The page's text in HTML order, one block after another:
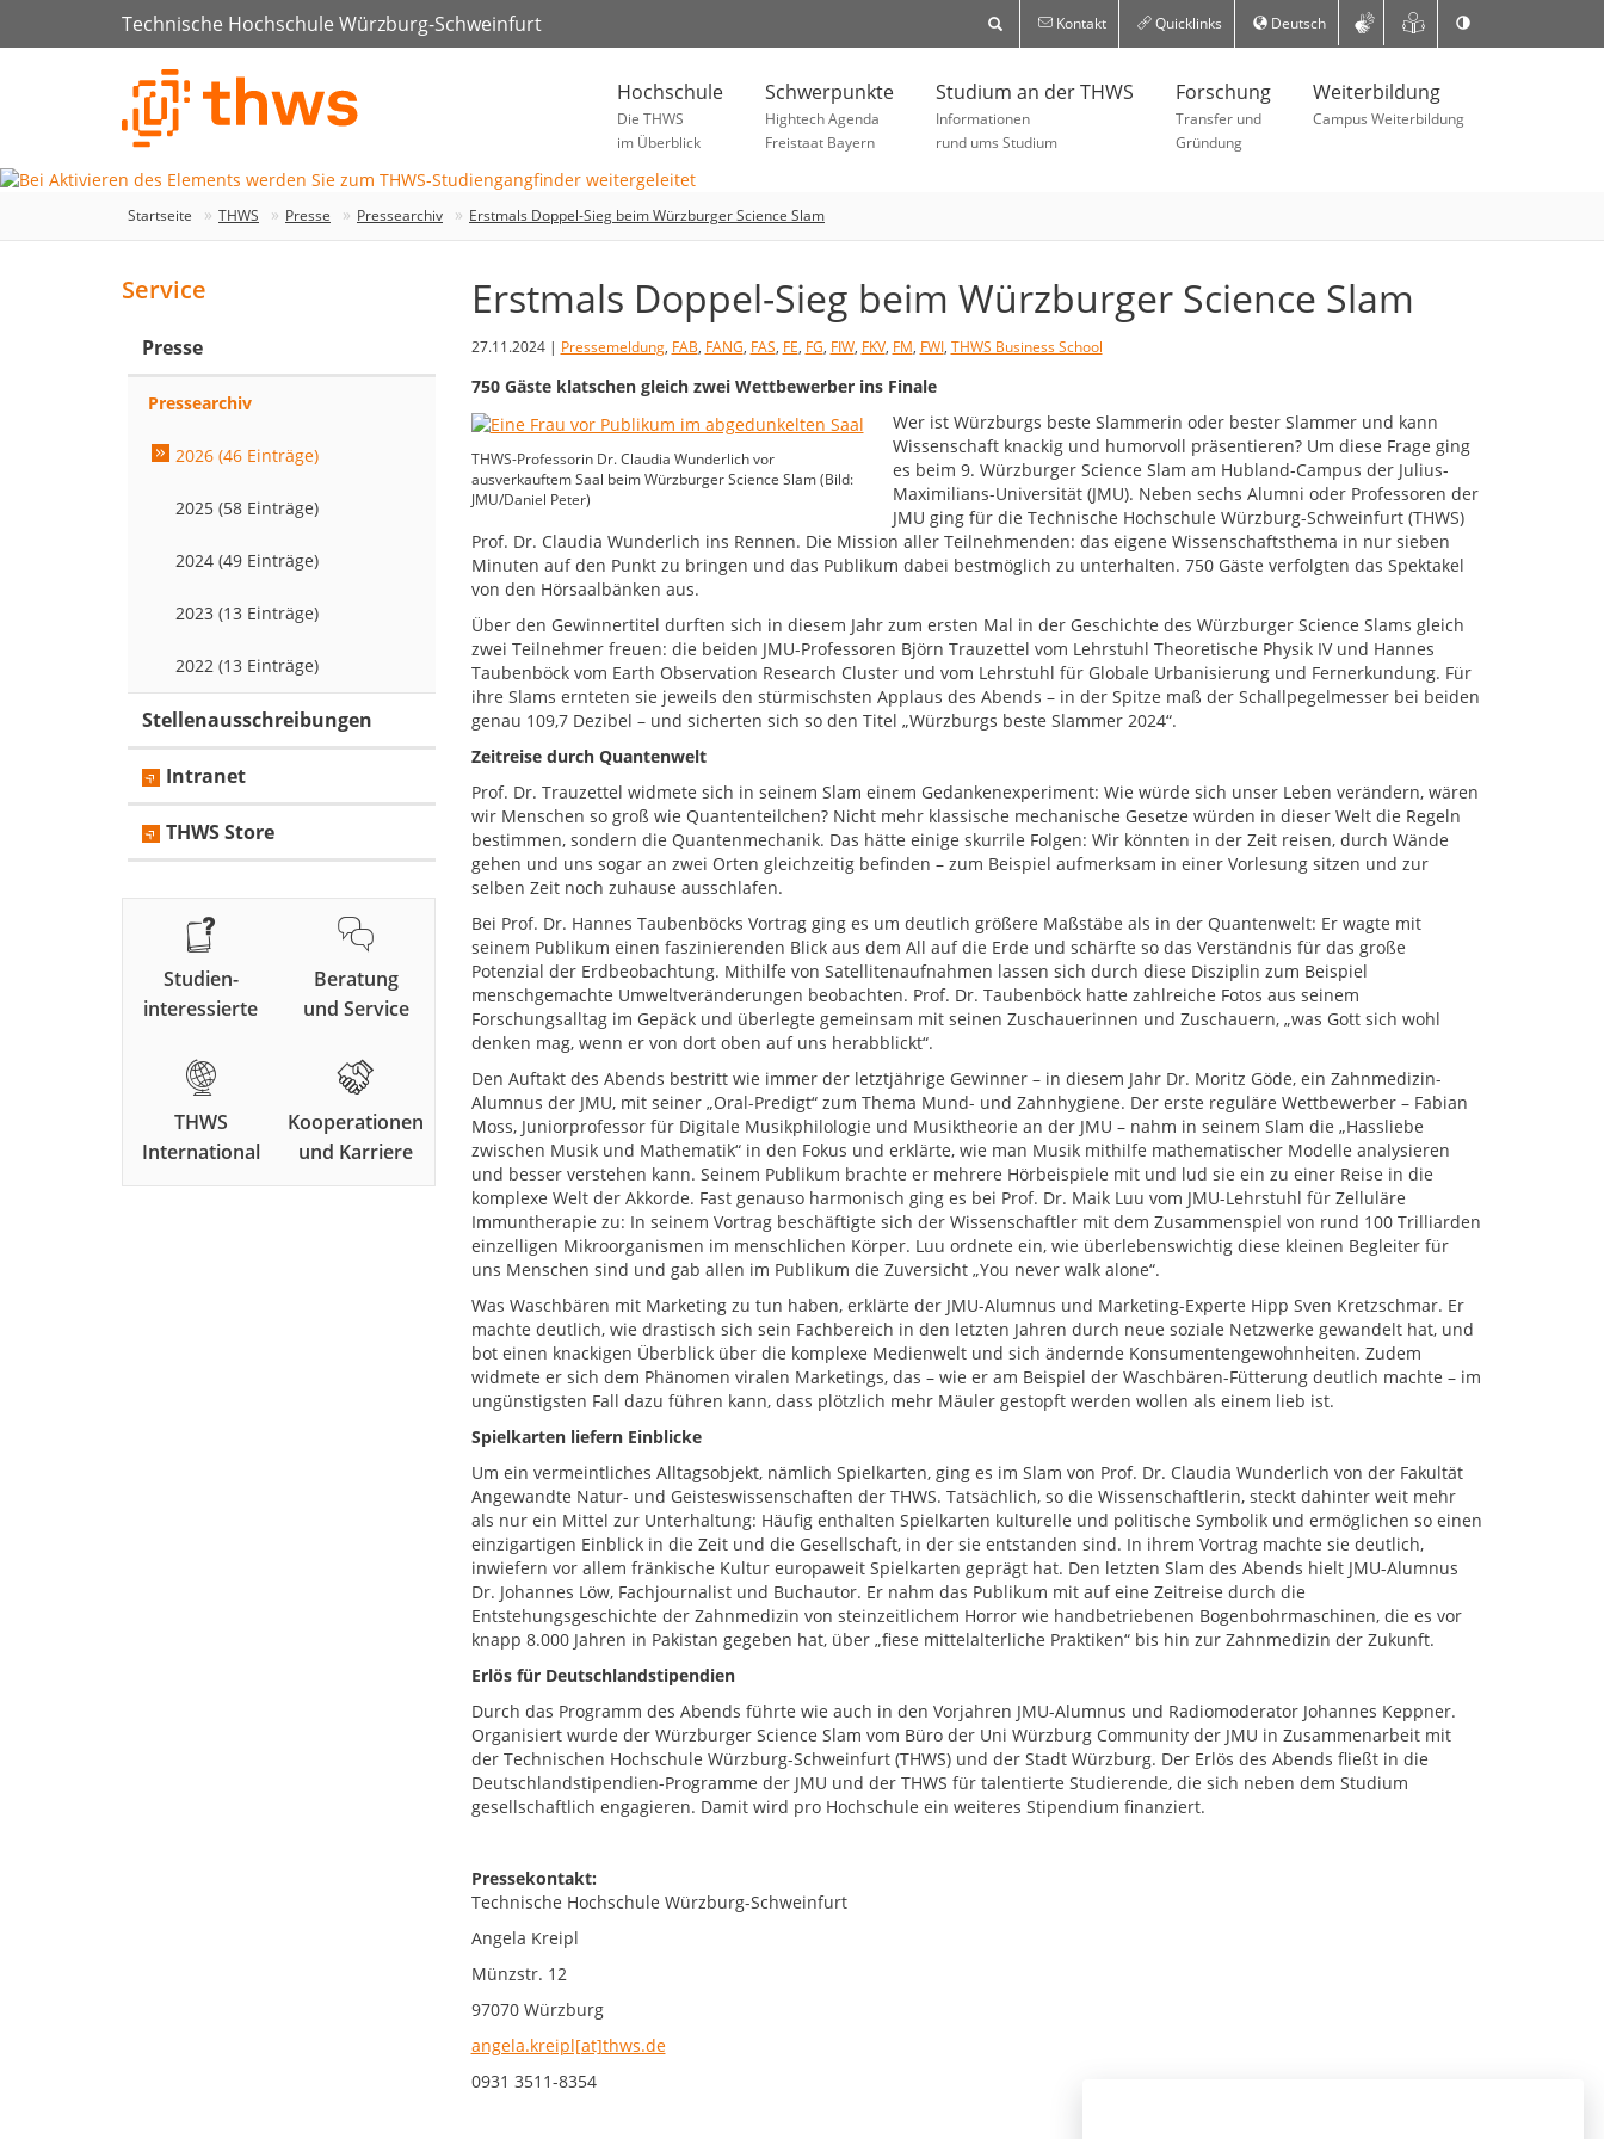
Technische Hochschule Würzburg-Schweinfurt Kontakt Quicklinks Deutsch
Hochschule
Die THWS
im Überblick
Schwerpunkte
Hightech Agenda
Freistaat Bayern
Studium an der THWS
Informationen
rund ums Studium
Forschung
Transfer und
Gründung
Weiterbildung
Campus Weiterbildung
Startseite THWS Presse Pressearchiv Erstmals Doppel-Sieg beim Würzburger Science Slam
Erstmals Doppel-Sieg beim Würzburger Science Slam
27.11.2024 | Pressemeldung, FAB, FANG, FAS, FE, FG, FIW, FKV, FM, FWI, THWS Business School
750 Gäste klatschen gleich zwei Wettbewerber ins Finale
THWS-Professorin Dr. Claudia Wunderlich vor
ausverkauftem Saal beim Würzburger Science Slam (Bild:
JMU/Daniel Peter)
Wer ist Würzburgs beste Slammerin oder bester Slammer und kann
Wissenschaft knackig und humorvoll präsentieren? Um diese Frage ging
es beim 9. Würzburger Science Slam am Hubland-Campus der Julius-
Maximilians-Universität (JMU). Neben sechs Alumni oder Professoren der
JMU ging für die Technische Hochschule Würzburg-Schweinfurt (THWS)
Prof. Dr. Claudia Wunderlich ins Rennen. Die Mission aller Teilnehmenden: das eigene Wissenschaftsthema in nur sieben
Minuten auf den Punkt zu bringen und das Publikum dabei bestmöglich zu unterhalten. 750 Gäste verfolgten das Spektakel
von den Hörsaalbänken aus.
Über den Gewinnertitel durften sich in diesem Jahr zum ersten Mal in der Geschichte des Würzburger Science Slams gleich
zwei Teilnehmer freuen: die beiden JMU-Professoren Björn Trauzettel vom Lehrstuhl Theoretische Physik IV und Hannes
Taubenböck vom Earth Observation Research Cluster und vom Lehrstuhl für Globale Urbanisierung und Fernerkundung. Für
ihre Slams ernteten sie jeweils den stürmischsten Applaus des Abends – in der Spitze maß der Schallpegelmesser bei beiden
genau 109,7 Dezibel – und sicherten sich so den Titel „Würzburgs beste Slammer 2024“.
Zeitreise durch Quantenwelt
Prof. Dr. Trauzettel widmete sich in seinem Slam einem Gedankenexperiment: Wie würde sich unser Leben verändern, wären
wir Menschen so groß wie Quantenteilchen? Nicht mehr klassische mechanische Gesetze würden in dieser Welt die Regeln
bestimmen, sondern die Quantenmechanik. Das hätte einige skurrile Folgen: Wir könnten in der Zeit reisen, durch Wände
gehen und uns sogar an zwei Orten gleichzeitig befinden – zum Beispiel aufmerksam in einer Vorlesung sitzen und zur
selben Zeit noch zuhause ausschlafen.
Bei Prof. Dr. Hannes Taubenböcks Vortrag ging es um deutlich größere Maßstäbe als in der Quantenwelt: Er wagte mit
seinem Publikum einen faszinierenden Blick aus dem All auf die Erde und schärfte so das Verständnis für das große
Potenzial der Erdbeobachtung. Mithilfe von Satellitenaufnahmen lassen sich durch diese Disziplin zum Beispiel
menschgemachte Umweltveränderungen beobachten. Prof. Dr. Taubenböck hatte zahlreiche Fotos aus seinem
Forschungsalltag im Gepäck und überlegte gemeinsam mit seinen Zuschauerinnen und Zuschauern, „was Gott sich wohl
denken mag, wenn er von dort oben auf uns herabblickt“.
Den Auftakt des Abends bestritt wie immer der letztjährige Gewinner – in diesem Jahr Dr. Moritz Göde, ein Zahnmedizin-
Alumnus der JMU, mit seiner „Oral-Predigt“ zum Thema Mund- und Zahnhygiene. Der erste reguläre Wettbewerber – Fabian
Moss, Juniorprofessor für Digitale Musikphilologie und Musiktheorie an der JMU – nahm in seinem Slam die „Hassliebe
zwischen Musik und Mathematik“ in den Fokus und erklärte, wie man Musik mithilfe mathematischer Modelle analysieren
und besser verstehen kann. Seinem Publikum brachte er mehrere Hörbeispiele mit und lud sie ein zu einer Reise in die
komplexe Welt der Akkorde. Fast genauso harmonisch ging es bei Prof. Dr. Maik Luu vom JMU-Lehrstuhl für Zelluläre
Immuntherapie zu: In seinem Vortrag beschäftigte sich der Wissenschaftler mit dem Zusammenspiel von rund 100 Trilliarden
einzelligen Mikroorganismen im menschlichen Körper. Luu ordnete ein, wie überlebenswichtig diese kleinen Begleiter für
uns Menschen sind und gab allen im Publikum die Zuversicht „You never walk alone“.
Was Waschbären mit Marketing zu tun haben, erklärte der JMU-Alumnus und Marketing-Experte Hipp Sven Kretzschmar. Er
machte deutlich, wie drastisch sich sein Fachbereich in den letzten Jahren durch neue soziale Netzwerke gewandelt hat, und
bot einen knackigen Überblick über die komplexe Medienwelt und sich ändernde Konsumentengewohnheiten. Zudem
widmete er sich dem Phänomen viralen Marketings, das – wie er am Beispiel der Waschbären-Fütterung deutlich machte – im
ungünstigsten Fall dazu führen kann, dass plötzlich mehr Mäuler gestopft werden wollen als einem lieb ist.
Spielkarten liefern Einblicke
Um ein vermeintliches Alltagsobjekt, nämlich Spielkarten, ging es im Slam von Prof. Dr. Claudia Wunderlich von der Fakultät
Angewandte Natur- und Geisteswissenschaften der THWS. Tatsächlich, so die Wissenschaftlerin, steckt dahinter weit mehr
als nur ein Mittel zur Unterhaltung: Häufig enthalten Spielkarten kulturelle und politische Symbolik und ermöglichen so einen
einzigartigen Einblick in die Zeit und die Gesellschaft, in der sie entstanden sind. In ihrem Vortrag machte sie deutlich,
inwiefern vor allem fränkische Kultur europaweit Spielkarten geprägt hat. Den letzten Slam des Abends hielt JMU-Alumnus
Dr. Johannes Löw, Fachjournalist und Buchautor. Er nahm das Publikum mit auf eine Zeitreise durch die
Entstehungsgeschichte der Zahnmedizin von steinzeitlichem Horror wie handbetriebenen Bogenbohrmaschinen, die es vor
knapp 8.000 Jahren in Pakistan gegeben hat, über „fiese mittelalterliche Praktiken“ bis hin zur Zahnmedizin der Zukunft.
Erlös für Deutschlandstipendien
Durch das Programm des Abends führte wie auch in den Vorjahren JMU-Alumnus und Radiomoderator Johannes Keppner.
Organisiert wurde der Würzburger Science Slam vom Büro der Uni Würzburg Community der JMU in Zusammenarbeit mit
der Technischen Hochschule Würzburg-Schweinfurt (THWS) und der Stadt Würzburg. Der Erlös des Abends fließt in die
Deutschlandstipendien-Programme der JMU und der THWS für talentierte Studierende, die sich neben dem Studium
gesellschaftlich engagieren. Damit wird pro Hochschule ein weiteres Stipendium finanziert.
Pressekontakt:
Technische Hochschule Würzburg-Schweinfurt
Angela Kreipl
Münzstr. 12
97070 Würzburg
angela.kreipl[at]thws.de
0931 3511-8354
Service
Presse
Pressearchiv
2026 (46 Einträge)
2025 (58 Einträge)
2024 (49 Einträge)
2023 (13 Einträge)
2022 (13 Einträge)
Stellenausschreibungen
Intranet
THWS Store
Studien-
interessierte
Beratung
und Service
THWS
International
Kooperationen
und Karriere